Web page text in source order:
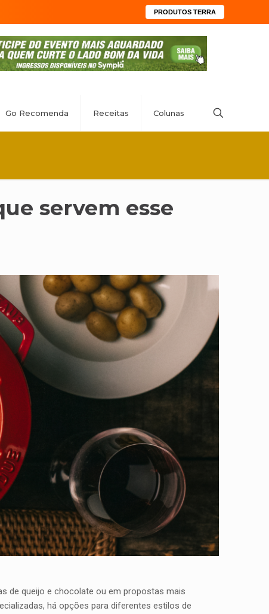
PRODUTOS TERRA
Go Recomenda Receitas Colunas
servem esse
de queijo e chocolate ou em propostas mais
há opções para diferentes estilos de